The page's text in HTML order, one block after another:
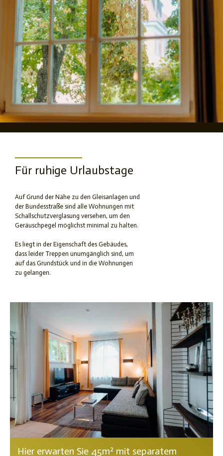
Für ruhige Urlaubstage
Auf Grund der Nähe zu den Gleisanlagen und
der Bundesstraße sind alle Wohnungen mit
Schallschutzverglasung versehen, um den
Geräuschpegel möglichst minimal zu halten.
Es liegt in der Eigenschaft des Gebäudes,
dass leider Treppen unumgänglich sind, um
auf das Grundstück und in die Wohnungen
zu gelangen.
Hier erwarten Sie 45m² mit separatem